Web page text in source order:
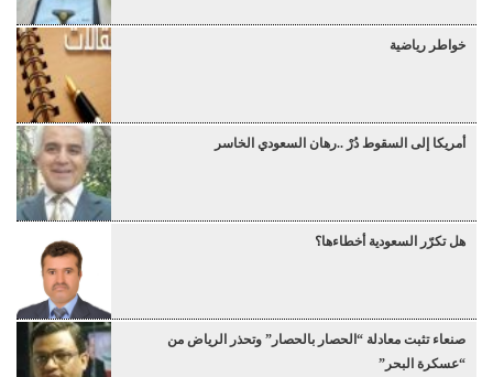
خواطر رياضية
أمريكا إلى السقوط دُرْ ..رهان السعودي الخاسر
هل تكرّر السعودية أخطاءها؟
صنعاء تثبت معادلة “الحصار بالحصار” وتحذر الرياض من
“عسكرة البحر”